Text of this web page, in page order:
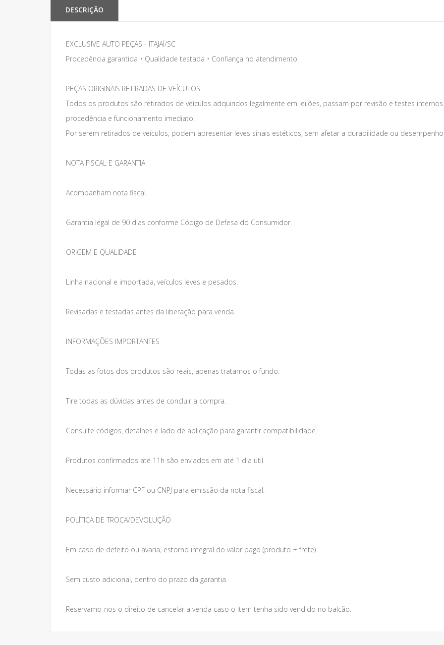
DESCRIÇÃO
EXCLUSIVE AUTO PEÇAS - ITAJAÍ/SC
Procedência garantida • Qualidade testada • Confiança no atendimento
PEÇAS ORIGINAIS RETIRADAS DE VEÍCULOS
Todos os produtos são retirados de veículos adquiridos legalmente em leilões, passam por revisão e testes
procedência e funcionamento imediato.
Por serem retirados de veículos, podem apresentar leves sinais estéticos, sem afetar a durabilidade ou
NOTA FISCAL E GARANTIA
Acompanham nota fiscal.
Garantia legal de 90 dias conforme Código de Defesa do Consumidor.
ORIGEM E QUALIDADE
Linha nacional e importada, veículos leves e pesados.
Revisadas e testadas antes da liberação para venda.
INFORMAÇÕES IMPORTANTES
Todas as fotos dos produtos são reais, apenas tratamos o fundo.
Tire todas as dúvidas antes de concluir a compra.
Consulte códigos, detalhes e lado de aplicação para garantir compatibilidade.
Produtos confirmados até 11h são enviados em até 1 dia útil.
Necessário informar CPF ou CNPJ para emissão da nota fiscal.
POLÍTICA DE TROCA/DEVOLUÇÃO
Em caso de defeito ou avaria, estorno integral do valor pago (produto + frete).
Sem custo adicional, dentro do prazo da garantia.
Reservamo-nos o direito de cancelar a venda caso o item tenha sido vendido no balcão.